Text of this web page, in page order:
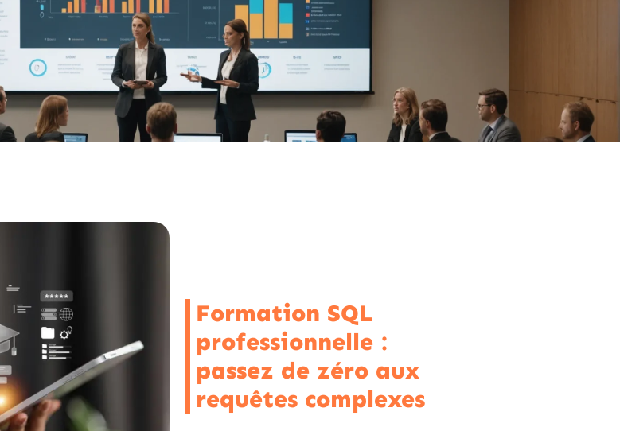
Formation SQL
professionnelle :
passez de zéro aux
requêtes complexes